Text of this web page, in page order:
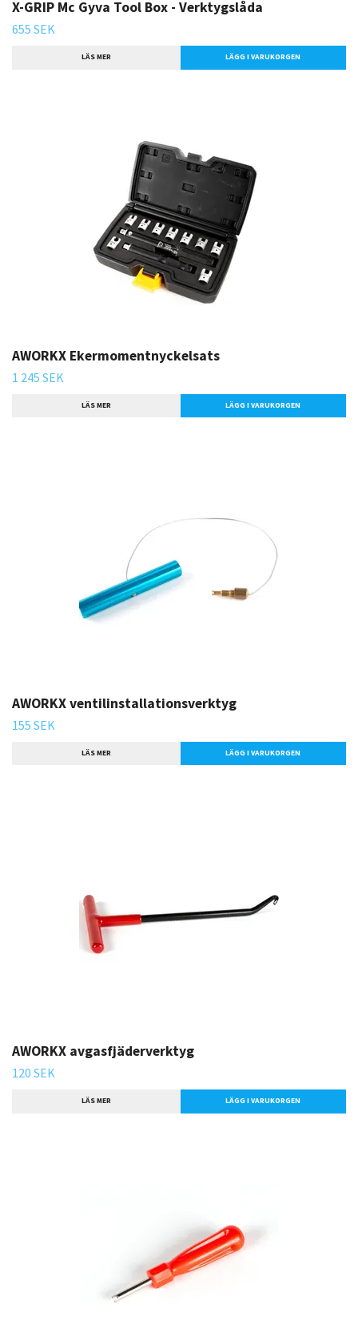
X-GRIP Mc Gyva Tool Box - Verktygslåda
655 SEK
LÄS MER
AWORKX Ekermomentnyckelsats
1 245 SEK
LÄS MER
AWORKX ventilinstallationsverktyg
155 SEK
LÄS MER
AWORKX avgasfjäderverktyg
120 SEK
LÄS MER